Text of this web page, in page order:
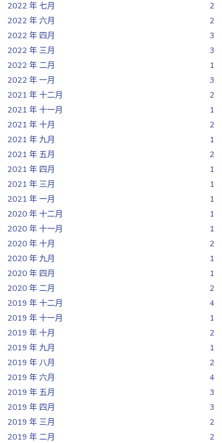
2022 年 七月
2
2022 年 六月
2
2022 年 四月
3
2022 年 三月
3
2022 年 二月
1
2022 年 一月
3
2021 年 十二月
2
2021 年 十一月
1
2021 年 十月
2
2021 年 九月
1
2021 年 五月
2
2021 年 四月
1
2021 年 三月
1
2021 年 一月
1
2020 年 十二月
1
2020 年 十一月
1
2020 年 十月
2
2020 年 九月
1
2020 年 四月
1
2020 年 二月
2
2019 年 十二月
4
2019 年 十一月
1
2019 年 十月
2
2019 年 九月
1
2019 年 八月
2
2019 年 六月
4
2019 年 五月
3
2019 年 四月
3
2019 年 三月
2
2019 年 二月
2